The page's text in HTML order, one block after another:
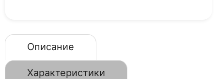
Описание
Характеристики